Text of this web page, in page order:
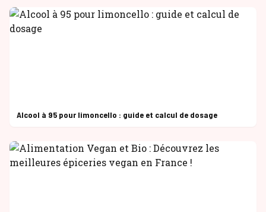
Alcool à 95 pour limoncello : guide et calcul de dosage